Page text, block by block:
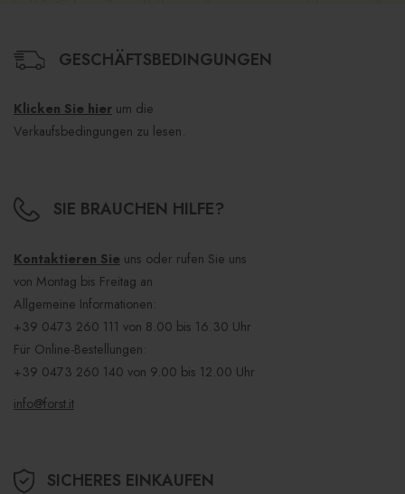
GESCHÄFTSBEDINGUNGEN
Klicken Sie hier um die
Verkaufsbedingungen zu lesen.
SIE BRAUCHEN HILFE?
Kontaktieren Sie uns oder rufen Sie uns
von Montag bis Freitag an
Allgemeine Informationen:
+39 0473 260 111 von 8.00 bis 16.30 Uhr
Für Online-Bestellungen:
+39 0473 260 140 von 9.00 bis 12.00 Uhr
info@forst.it
SICHERES EINKAUFEN